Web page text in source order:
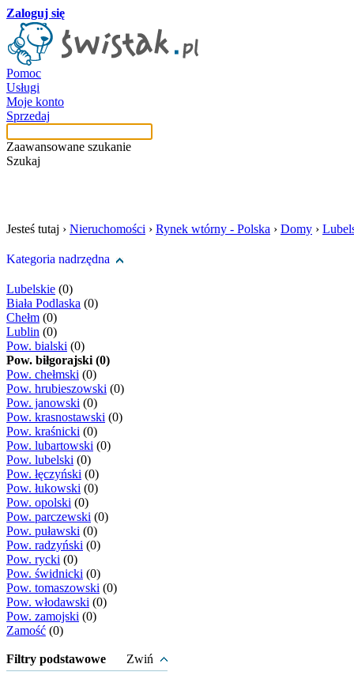
Zaloguj się
Pomoc
Usługi
Moje konto
Sprzedaj
Zaawansowane szukanie
Szukaj
Jesteś tutaj › Nieruchomości › Rynek wtórny - Polska › Domy ›
Kategoria nadrzędna
Lubelskie (0)
Biała Podlaska (0)
Chełm (0)
Lublin (0)
Pow. bialski (0)
Pow. biłgorajski (0)
Pow. chełmski (0)
Pow. hrubieszowski (0)
Pow. janowski (0)
Pow. krasnostawski (0)
Pow. kraśnicki (0)
Pow. lubartowski (0)
Pow. lubelski (0)
Pow. łęczyński (0)
Pow. łukowski (0)
Pow. opolski (0)
Pow. parczewski (0)
Pow. puławski (0)
Pow. radzyński (0)
Pow. rycki (0)
Pow. świdnicki (0)
Pow. tomaszowski (0)
Pow. włodawski (0)
Pow. zamojski (0)
Zamość (0)
Filtry podstawowe Zwiń